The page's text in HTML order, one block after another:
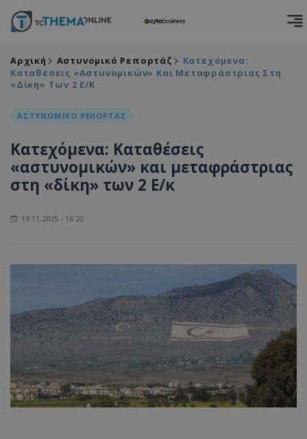
Αρχική Αστυνομικό Ρεπορτάζ
Κατεχόμενα:
Καταθέσεις «αστυνομικών» Και Μεταφράστριας Στη
«δίκη» Των 2 Ε/κ
ΑΣΤΥΝΟΜΙΚΟ ΡΕΠΟΡΤΑΖ
Κατεχόμενα: Καταθέσεις
«αστυνομικών» και μεταφράστριας
στη «δίκη» των 2 Ε/κ
19.11.2025 - 16:20